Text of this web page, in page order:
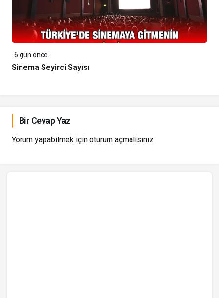
6 gün önce
Sinema Seyirci Sayısı
Bir Cevap Yaz
Yorum yapabilmek için oturum açmalısınız.